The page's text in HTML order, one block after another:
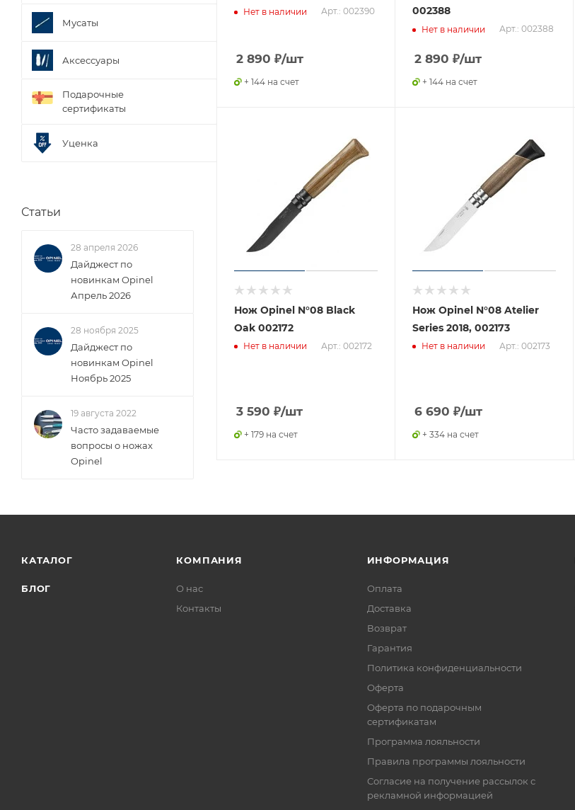
Нет в наличии Арт.: 002390
2 890 ₽/шт
+ 144 на счет
002388
Нет в наличии Арт.: 002388
2 890 ₽/шт
+ 144 на счет
Нож Opinel N°08 Black
Oak 002172
Нет в наличии Арт.: 002172
3 590 ₽/шт
+ 179 на счет
Нож Opinel N°08 Atelier
Series 2018, 002173
Нет в наличии Арт.: 002173
6 690 ₽/шт
+ 334 на счет
Мусаты
Аксессуары
Подарочные
сертификаты
Уценка
Статьи
28 апреля 2026
Дайджест по
новинкам Opinel
Апрель 2026
28 ноября 2025
Дайджест по
новинкам Opinel
Ноябрь 2025
19 августа 2022
Часто задаваемые
вопросы о ножах
Opinel
КАТАЛОГ
БЛОГ
КОМПАНИЯ
О нас
Контакты
ИНФОРМАЦИЯ
Оплата
Доставка
Возврат
Гарантия
Политика конфиденциальности
Оферта
Оферта по подарочным
сертификатам
Программа лояльности
Правила программы лояльности
Согласие на получение рассылок с
рекламной информацией